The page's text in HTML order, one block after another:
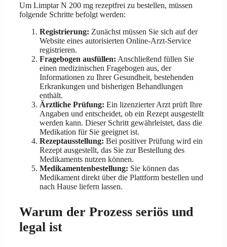
Um Limptar N 200 mg rezeptfrei zu bestellen, müssen
folgende Schritte befolgt werden:
Registrierung: Zunächst müssen Sie sich auf der
Website eines autorisierten Online-Arzt-Service
registrieren.
Fragebogen ausfüllen: Anschließend füllen Sie
einen medizinischen Fragebogen aus, der
Informationen zu Ihrer Gesundheit, bestehenden
Erkrankungen und bisherigen Behandlungen
enthält.
Ärztliche Prüfung: Ein lizenzierter Arzt prüft Ihre
Angaben und entscheidet, ob ein Rezept ausgestellt
werden kann. Dieser Schritt gewährleistet, dass die
Medikation für Sie geeignet ist.
Rezeptausstellung: Bei positiver Prüfung wird ein
Rezept ausgestellt, das Sie zur Bestellung des
Medikaments nutzen können.
Medikamentenbestellung: Sie können das
Medikament direkt über die Plattform bestellen und
nach Hause liefern lassen.
Warum der Prozess seriös und
legal ist